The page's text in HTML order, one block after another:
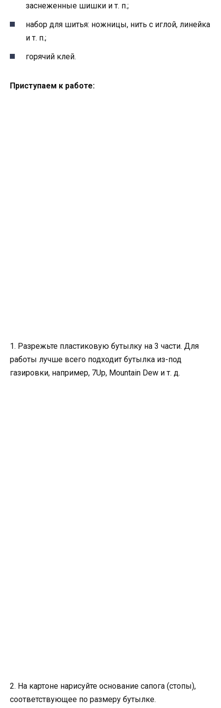
заснеженные шишки и т. п.;
набор для шитья: ножницы, нить с иглой, линейка
и т. п.;
горячий клей.
Приступаем к работе:
1. Разрежьте пластиковую бутылку на 3 части. Для
работы лучше всего подходит бутылка из-под
газировки, например, 7Up, Mountain Dew и т. д.
2. На картоне нарисуйте основание сапога (стопы),
соответствующее по размеру бутылке.